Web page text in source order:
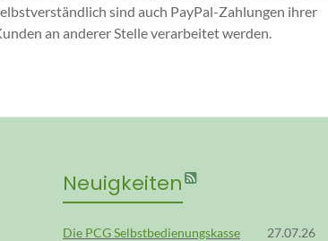
sind auch PayPal-Zahlungen ihrer
an anderer Stelle verarbeitet werden.
Neuigkeiten
Die PCG Selbstbedienungskasse
27.07.26